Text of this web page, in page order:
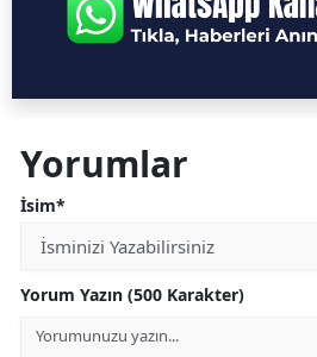
Yorumlar
İsim*
Yorum Yazın (500 Karakter)